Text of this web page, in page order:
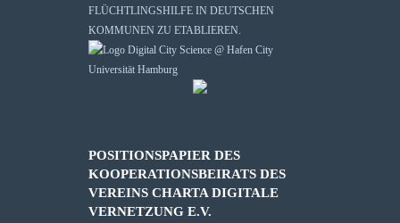
FLÜCHTLINGSHILFE IN DEUTSCHEN
KOMMUNEN ZU ETABLIEREN.
POSITIONSPAPIER DES
KOOPERATIONSBEIRATS DES
VEREINS CHARTA DIGITALE
VERNETZUNG E.V.